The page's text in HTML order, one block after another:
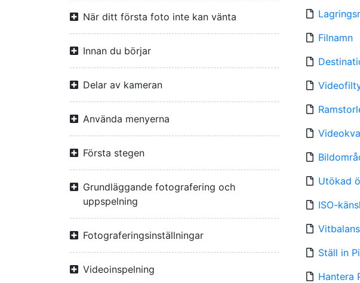
När ditt första foto inte kan vänta
Innan du börjar
Delar av kameran
Använda menyerna
Första stegen
Grundläggande fotografering och
uppspelning
Fotograferingsinställningar
Videoinspelning
Filnamn
Utökad
ISO-
Vitbalans
Ställ in
Hantera